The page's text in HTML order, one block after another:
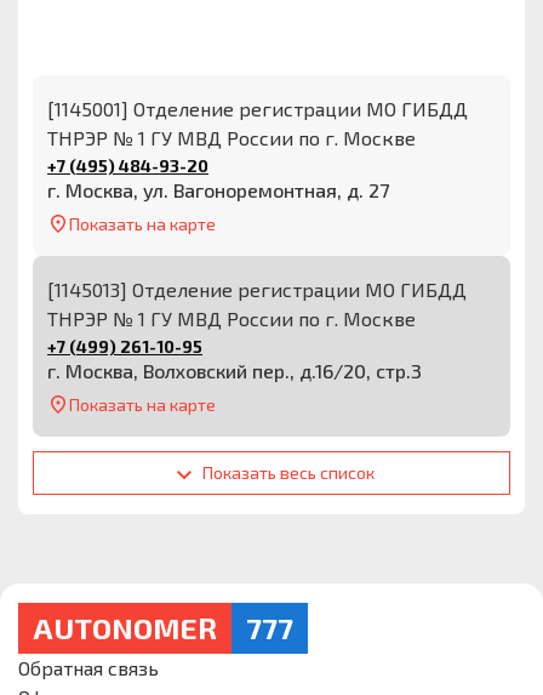
[1145001] Отделение регистрации МО ГИБДД
ТНРЭР № 1 ГУ МВД России по г. Москве
+7 (495) 484-93-20
г. Москва, ул. Вагоноремонтная, д. 27
Показать на карте
[1145013] Отделение регистрации МО ГИБДД
ТНРЭР № 1 ГУ МВД России по г. Москве
+7 (499) 261-10-95
г. Москва, Волховский пер., д.16/20, стр.3
Показать на карте
Показать весь список
AUTONOMER 777
Обратная связь